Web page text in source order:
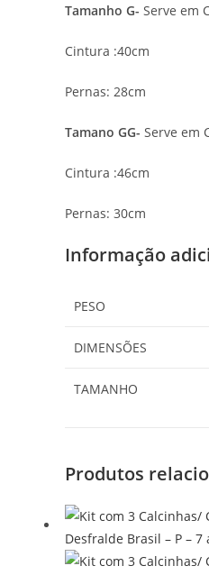
Tamanho G- Serve em
Cintura :40cm
Pernas: 28cm
Tamano GG- Serve em
Cintura :46cm
Pernas: 30cm
Informação
PESO
DIMENSÕES
TAMANHO
Produtos